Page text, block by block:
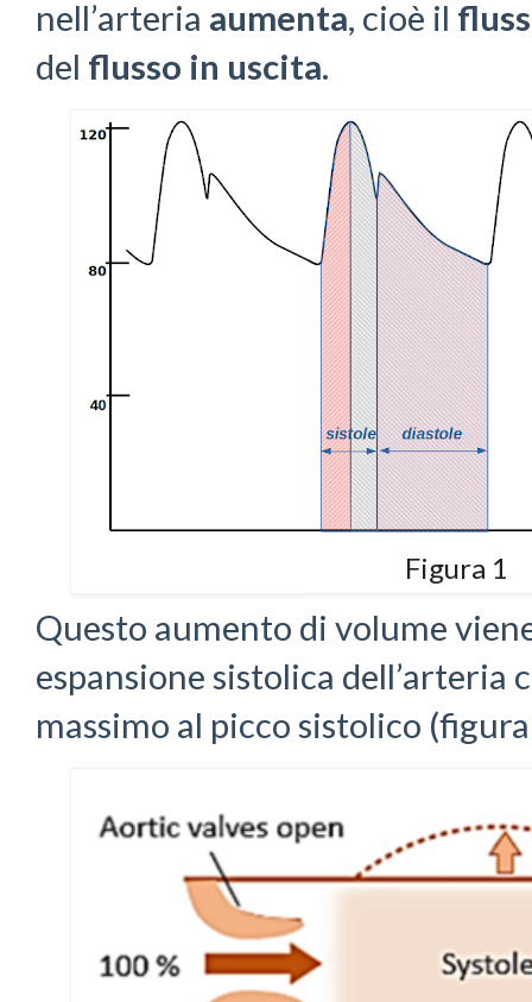
nell’arteria aumenta, cioè il
del flusso in uscita.
Figura 1
Questo aumento di volume
espansione sistolica dell’arteria
massimo al picco sistolico